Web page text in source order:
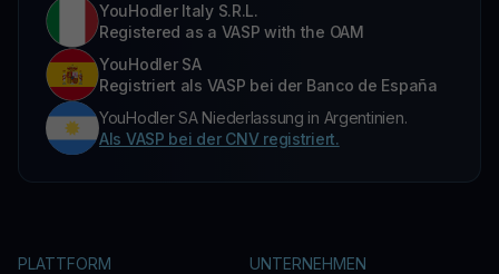
YouHodler Italy S.R.L.
Registered as a VASP with the OAM
YouHodler SA
Registriert als VASP bei der Banco de España
YouHodler SA Niederlassung in Argentinien.
Als VASP bei der CNV registriert.
PLATTFORM UNTERNEHMEN